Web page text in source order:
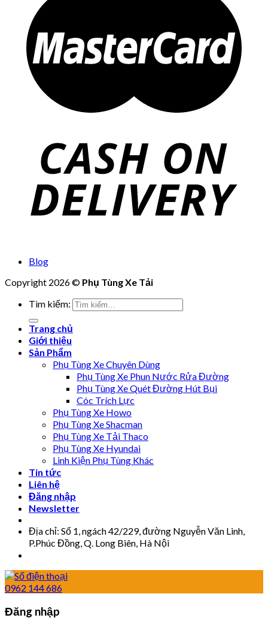
Blog
Copyright 2026 © Phụ Tùng Xe Tải
Tìm kiếm:
Trang chủ
Giới thiệu
Sản Phẩm
Phụ Tùng Xe Chuyên Dùng
Phụ Tùng Xe Phun Nước Rửa Đường
Phụ Tùng Xe Quét Đường Hút Bụi
Cóc Trích Lực
Phụ Tùng Xe Howo
Phụ Tùng Xe Shacman
Phụ Tùng Xe Tải Thaco
Phụ Tùng Xe Hyundai
Linh Kiện Phụ Tùng Khác
Tin tức
Liên hệ
Đăng nhập
Newsletter
Địa chỉ: Số 1, ngách 42/229, đường Nguyễn Văn Linh,
P.Phúc Đồng, Q. Long Biên, Hà Nội
0962 144 686
Đăng nhập